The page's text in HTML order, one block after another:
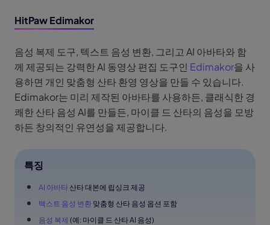
HitPaw Edimakor
음성 복제 도구, 텍스트 음성 변환, 그리고 AI 아바타와 함
께 제공되는 강력한 AI 동영상 편집 도구인 Edimakor을 사
용하면 개인 맞춤형 산타 환영 영상을 만들 수 있습니다.
Edimakor는 미리 제작된 아바타를 사용하든, 클래식한 경
쾌한 산타 음성 AI를 만들든, 마이클 드 산타의 음성을 모방
하든 창의적인 유연성을 제공합니다.
특징
AI 아바타 산타 대본에 립싱크 제공
텍스트 음성 변환 맞춤형 산타 음성 옵션 포함
음성 복제 (예: 마이클 드 산타 AI 음성)